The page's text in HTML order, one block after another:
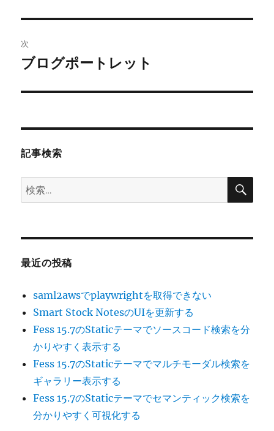
ビ
ゲ
ー
投
稿:
次
次
投
ブログポートレット
記事検索
検
索:
検
最近の投稿
saml2awsでplaywrightを取得できない
Smart Stock NotesのUIを更新する
Fess 15.7のStaticテーマでソースコード検索を分
かりやすく表示する
Fess 15.7のStaticテーマでマルチモーダル検索を
ギャラリー表示する
Fess 15.7のStaticテーマでセマンティック検索を
分かりやすく可視化する